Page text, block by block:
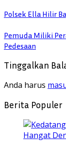
Polsek Ella Hilir
Pemuda Miliki
Pedesaan
Tinggalkan
Anda harus
Berita Populer